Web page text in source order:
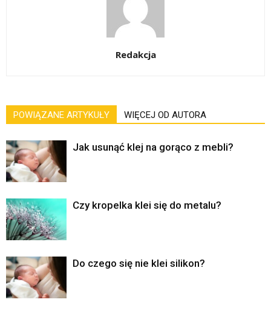
Redakcja
POWIĄZANE ARTYKUŁY WIĘCEJ OD AUTORA
Jak usunąć klej na gorąco z mebli?
Czy kropelka klei się do metalu?
Do czego się nie klei silikon?